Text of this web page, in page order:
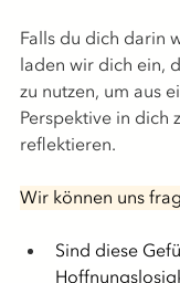
Falls du dich darin
laden wir dich ein,
zu nutzen, um aus
Perspektive in dich
reflektieren.
Wir können uns
Sind diese